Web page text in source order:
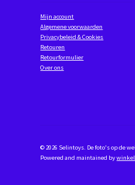
Mijn account
Algemene voorwaarden
Privacybeleid & Cookies
Retouren
Retourformulier
Over ons
© 2026 Selintoys. De foto's op de
Powered and maintained by